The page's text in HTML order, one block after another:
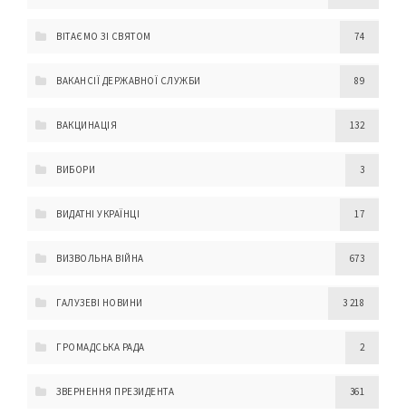
ВІТАЄМО ЗІ СВЯТОМ 74
ВАКАНСІЇ ДЕРЖАВНОЇ СЛУЖБИ 89
ВАКЦИНАЦІЯ 132
ВИБОРИ 3
ВИДАТНІ УКРАЇНЦІ 17
ВИЗВОЛЬНА ВІЙНА 673
ГАЛУЗЕВІ НОВИНИ 3 218
ГРОМАДСЬКА РАДА 2
ЗВЕРНЕННЯ ПРЕЗИДЕНТА 361